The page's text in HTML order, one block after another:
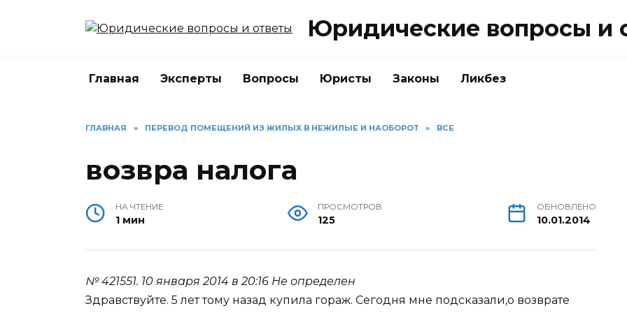
Юридические вопросы и
Главная Эксперты Вопросы Юристы Законы Ликбез
ГЛАВНАЯ » ПЕРЕВОД ПОМЕЩЕНИЙ ИЗ ЖИЛЫХ В НЕЖИЛЫЕ И НАОБОРОТ » ВСЕ
возвра налога
НА ЧТЕНИЕ
1 мин
ПРОСМОТРОВ
125
ОБНОВЛЕНО
10.01.2014
№ 421551. 10 января 2014 в 20:16 Не определен
Здравствуйте. 5 лет тому назад купила гораж. Сегодня мне подсказали,о возврате